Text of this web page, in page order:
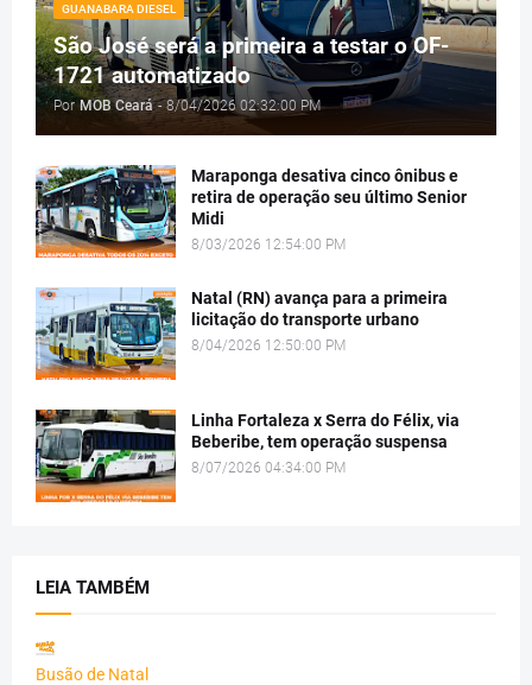
GUANABARA DIESEL
São José será a primeira a testar o OF-
1721 automatizado
Por MOB Ceará - 8/04/2026 02:32:00 PM
Maraponga desativa cinco ônibus e
retira de operação seu último Senior
Midi
8/03/2026 12:54:00 PM
Natal (RN) avança para a primeira
licitação do transporte urbano
8/04/2026 12:50:00 PM
Linha Fortaleza x Serra do Félix, via
Beberibe, tem operação suspensa
8/07/2026 04:34:00 PM
LEIA TAMBÉM
Busão de Natal